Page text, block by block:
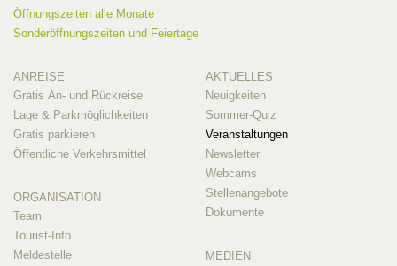
Öffnungszeiten alle Monate
Sonderöffnungszeiten und Feiertage
ANREISE
Gratis An- und Rückreise
Lage & Parkmöglichkeiten
Gratis parkieren
Öffentliche Verkehrsmittel
ORGANISATION
Team
Tourist-Info
Meldestelle
AKTUELLES
Neuigkeiten
Sommer-Quiz
Veranstaltungen
Newsletter
Webcams
Stellenangebote
Dokumente
MEDIEN